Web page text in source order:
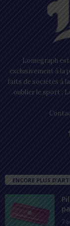
Lomegraph
exclusivement à la
faits de sociétés à
oublier le sport ;
ENCORE PLUS
7